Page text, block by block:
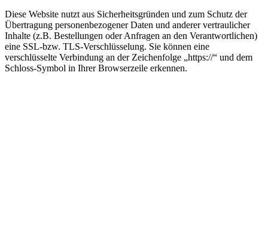
Diese Website nutzt aus Sicherheitsgründen und zum Schutz der
Übertragung personenbezogener Daten und anderer vertraulicher
Inhalte (z.B. Bestellungen oder Anfragen an den Verantwortlichen)
eine SSL-bzw. TLS-Verschlüsselung. Sie können eine
verschlüsselte Verbindung an der Zeichenfolge „https://“ und dem
Schloss-Symbol in Ihrer Browserzeile erkennen.